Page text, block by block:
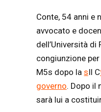
Conte, 54 anni e
avvocato e
dell’Università di
congiunzione
M5s dopo la sIl C
governo. Dopo il
sarà lui a